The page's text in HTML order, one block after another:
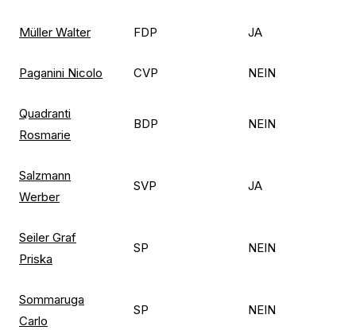
Müller Walter FDP JA
Paganini Nicolo CVP NEIN
Quadranti
Rosmarie
BDP NEIN
Salzmann
Werber
SVP JA
Seiler Graf
Priska
SP NEIN
Sommaruga
Carlo
SP NEIN